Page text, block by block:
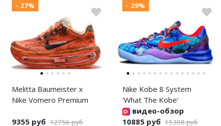
- 27%
Melitta Baumeister x
Nike Vomero Premium
9355 руб 12756 руб
- 29%
Nike Kobe 8 System
'What The Kobe'
видео-обзор
10885 руб 15308 руб